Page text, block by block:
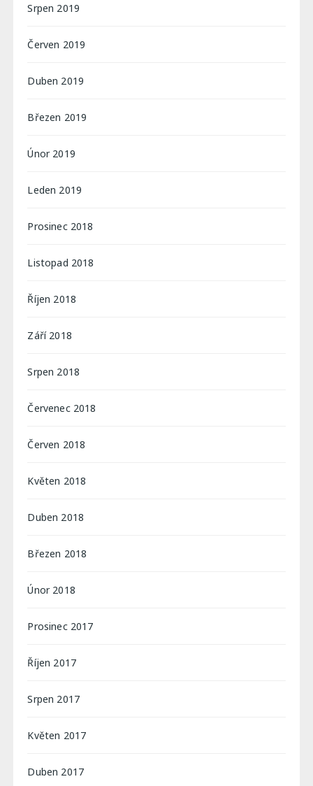
Srpen 2019
Červen 2019
Duben 2019
Březen 2019
Únor 2019
Leden 2019
Prosinec 2018
Listopad 2018
Říjen 2018
Září 2018
Srpen 2018
Červenec 2018
Červen 2018
Květen 2018
Duben 2018
Březen 2018
Únor 2018
Prosinec 2017
Říjen 2017
Srpen 2017
Květen 2017
Duben 2017